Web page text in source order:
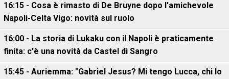
16:15 - Cosa è rimasto di De Bruyne dopo l'amichevole
Napoli-Celta Vigo: novità sul ruolo
16:00 - La storia di Lukaku con il Napoli è praticamente
finita: c'è una novità da Castel di Sangro
15:45 - Auriemma: "Gabriel Jesus? Mi tengo Lucca, chi lo